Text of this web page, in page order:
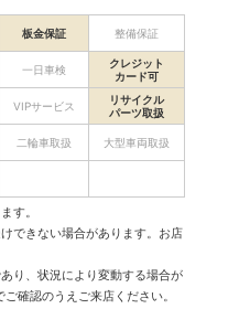
板金保証 整備保証
一日車検
クレジット
カード可
VIPサービス
リサイクル
パーツ取扱
二輪車取扱 大型車両取扱
す。
できない場合があります。お店
り、状況により変動する場合が
確認のうえご来店ください。